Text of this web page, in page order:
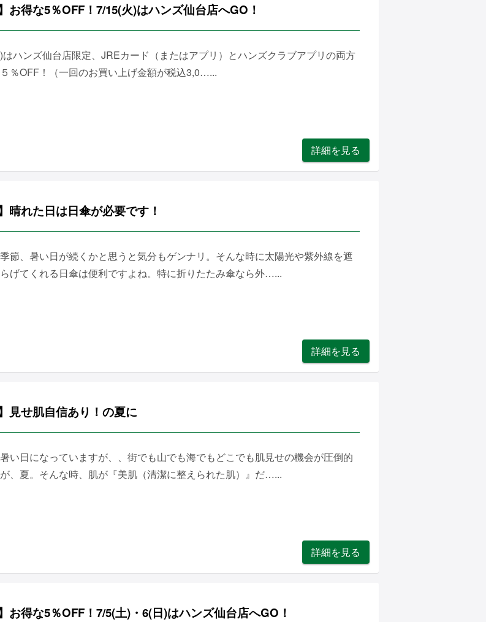
お得な5％OFF！7/15(火)はハンズ仙台店へGO！
ハンズ仙台店限定、JREカード（またはアプリ）とハンズクラブアプリの両方
％OFF！（一回のお買い上げ金額が税込3,0…...
詳細を見る
晴れた日は日傘が必要です！
節、暑い日が続くかと思うと気分もゲンナリ。そんな時に太陽光や紫外線を遮
げてくれる日傘は便利ですよね。特に折りたたみ傘なら外…...
詳細を見る
見せ肌自信あり！の夏に
い日になっていますが、、街でも山でも海でもどこでも肌見せの機会が圧倒的
、夏。そんな時、肌が『美肌（清潔に整えられた肌）』だ…...
詳細を見る
お得な5％OFF！7/5(土)・6(日)はハンズ仙台店へGO！